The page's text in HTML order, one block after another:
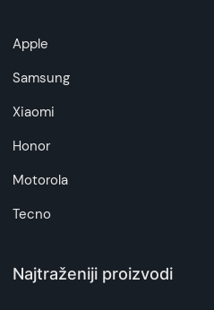
Apple
Samsung
Xiaomi
Honor
Motorola
Tecno
Najtraženiji proizvodi